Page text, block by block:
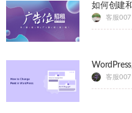
如何创建
客服007
客服007